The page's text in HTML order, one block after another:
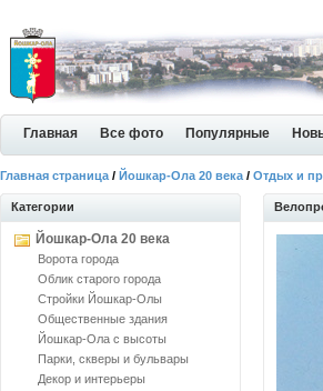
Главная Все фото Популярные
Главная страница / Йошкар-Ола 20 века / Отдых и
Категории
Йошкар-Ола 20 века
Ворота города
Облик старого города
Стройки Йошкар-Олы
Общественные здания
Йошкар-Ола с высоты
Парки, скверы и бульвары
Декор и интерьеры